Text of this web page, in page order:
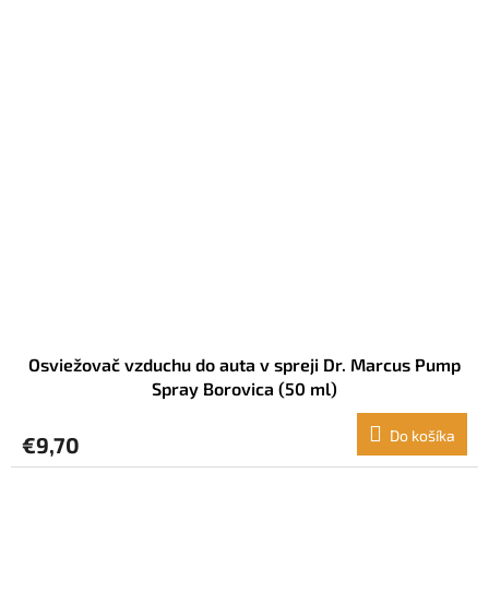
Osviežovač vzduchu do auta v spreji Dr. Marcus Pump
Spray Borovica (50 ml)
€9,70 Do košíka